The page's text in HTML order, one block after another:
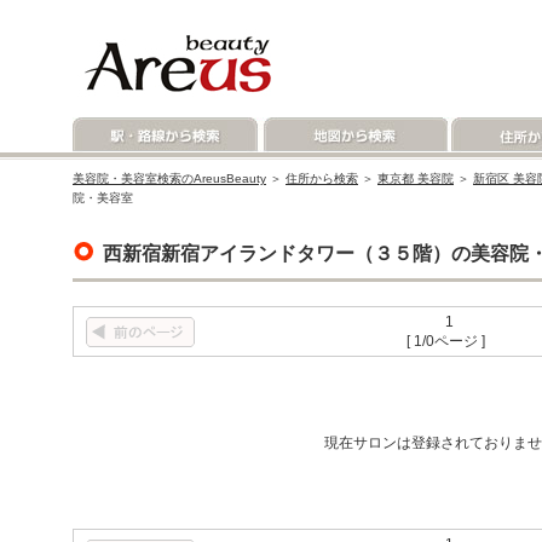
美容院・美容室検索のAreusBeauty ＞ 住所から検索 ＞ 東京都 美容院 ＞ 新宿区 美容
院・美容室
西新宿新宿アイランドタワー（３５階）の美容院
1
[ 1/0ページ ]
現在サロンは登録されておりま